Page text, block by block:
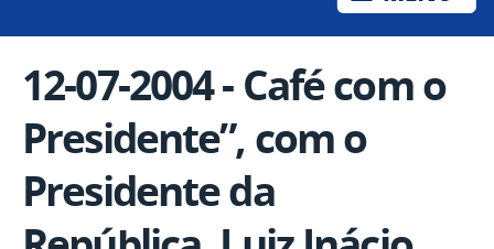
12-07-2004 - Café com o
Presidente”, com o
Presidente da